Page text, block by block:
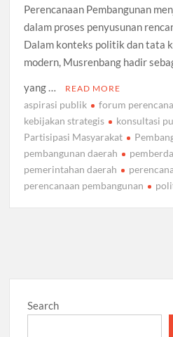
Perencanaan Pembangunan
dalam proses penyusunan
Dalam konteks politik dan tata
modern, Musrenbang hadir
yang …
READ MORE
aspirasi publik forum
kebijakan strategis
konsultasi
Partisipasi Masyarakat
pembangunan daerah
pemerintahan daerah
perencanaan pembangunan
Search